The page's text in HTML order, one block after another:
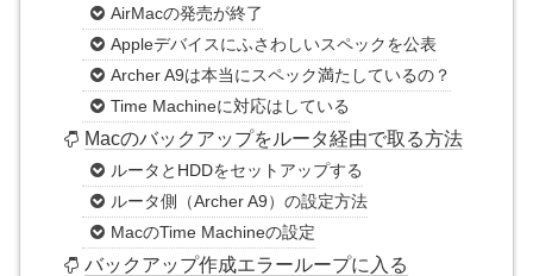
AirMacの発売が終了
Appleデバイスにふさわしいスペックを公表
Archer A9は本当にスペック満たしているの？
Time Machineに対応はしている
Macのバックアップをルータ経由で取る方法
ルータとHDDをセットアップする
ルータ側（Archer A9）の設定方法
MacのTime Machineの設定
バックアップ作成エラーループに入る